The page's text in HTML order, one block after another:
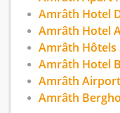
Amrâth Hotel
Amrâth Hotel
Amrâth Hôtels
Amrâth Hotel
Amrâth
Amrâth